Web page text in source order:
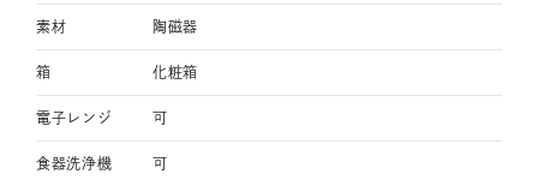
素材 陶磁器
箱 化粧箱
電子レンジ 可
食器洗浄機 可